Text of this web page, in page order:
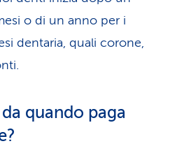
o di un anno per i
dentaria, quali corone,
quando paga